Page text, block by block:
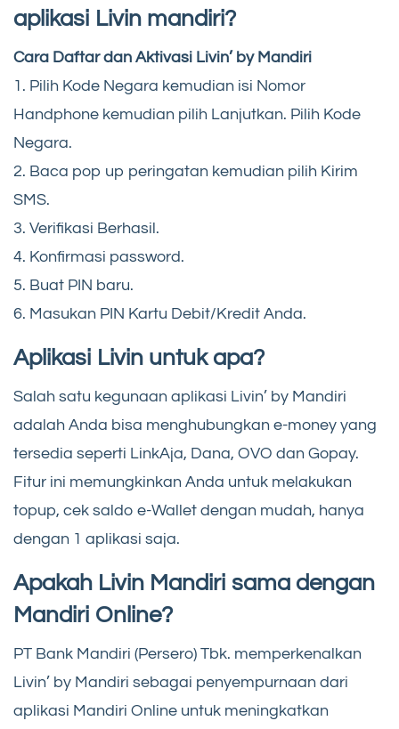
aplikasi Livin mandiri?
Cara Daftar dan Aktivasi Livin’ by Mandiri
1. Pilih Kode Negara kemudian isi Nomor
Handphone kemudian pilih Lanjutkan. Pilih Kode
Negara.
2. Baca pop up peringatan kemudian pilih Kirim
SMS.
3. Verifikasi Berhasil.
4. Konfirmasi password.
5. Buat PIN baru.
6. Masukan PIN Kartu Debit/Kredit Anda.
Aplikasi Livin untuk apa?
Salah satu kegunaan aplikasi Livin’ by Mandiri
adalah Anda bisa menghubungkan e-money yang
tersedia seperti LinkAja, Dana, OVO dan Gopay.
Fitur ini memungkinkan Anda untuk melakukan
topup, cek saldo e-Wallet dengan mudah, hanya
dengan 1 aplikasi saja.
Apakah Livin Mandiri sama dengan
Mandiri Online?
PT Bank Mandiri (Persero) Tbk. memperkenalkan
Livin’ by Mandiri sebagai penyempurnaan dari
aplikasi Mandiri Online untuk meningkatkan